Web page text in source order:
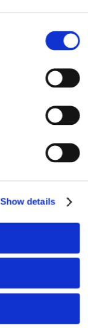
Show details